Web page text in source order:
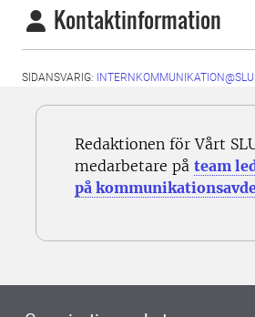
Kontaktinformation
SIDANSVARIG:
Redaktionen för Vårt
medarbetare på team
på